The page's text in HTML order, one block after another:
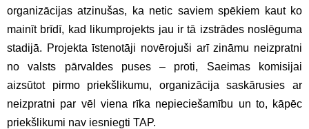
organizācijas atzinušas, ka netic saviem spēkiem kaut ko
mainīt brīdī, kad likumprojekts jau ir tā izstrādes noslēguma
stadijā. Projekta īstenotāji novērojuši arī zināmu neizpratni
no valsts pārvaldes puses – proti, Saeimas komisijai
aizsūtot pirmo priekšlikumu, organizācija saskārusies ar
neizpratni par vēl viena rīka nepieciešamību un to, kāpēc
priekšlikumi nav iesniegti TAP.